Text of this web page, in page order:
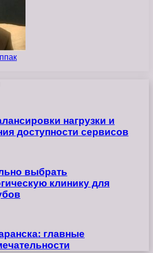
нагрузки и
доступности сервисов
выбрать
клинику для
главные